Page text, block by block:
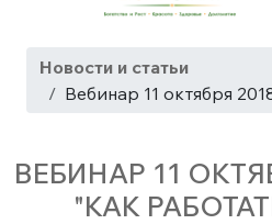
Новости и статьи
Вебинар 11 октября 2018
ВЕБИНАР 11
"КАК